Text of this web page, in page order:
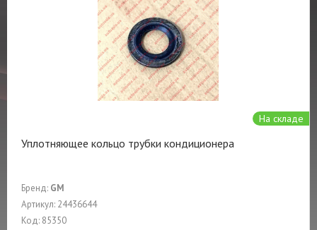
На складе
Уплотняющее кольцо трубки кондиционера
Бренд: GM
Артикул: 24436644
Код: 85350